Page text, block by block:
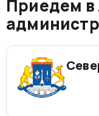
Приедем